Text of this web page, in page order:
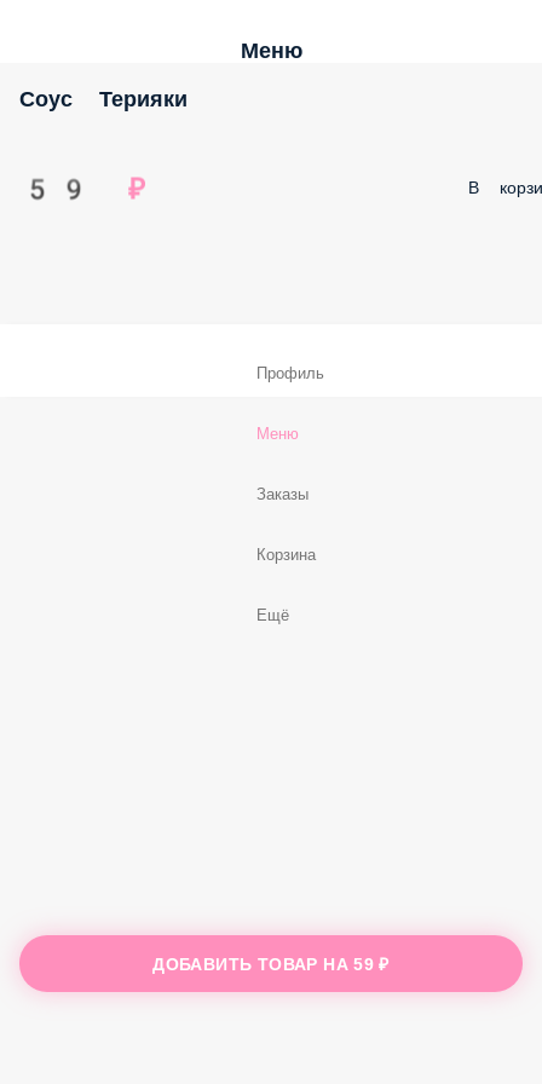
Меню
Соус Терияки
59 ₽ В
ДОБАВИТЬ ТОВАР НА59 ₽
Профиль
Меню
Заказы
Корзина
Ещё